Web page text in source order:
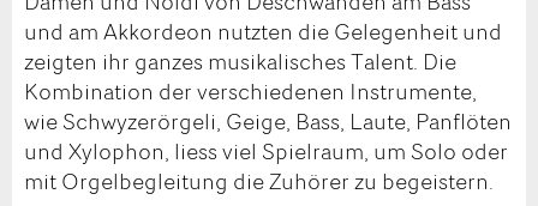
und am Akkordeon nutzten die Gelegenheit und
zeigten ihr ganzes musikalisches Talent. Die
Kombination der verschiedenen Instrumente,
wie Schwyzerörgeli, Geige, Bass, Laute, Panflöten
und Xylophon, liess viel Spielraum, um Solo oder
mit Orgelbegleitung die Zuhörer zu begeistern.